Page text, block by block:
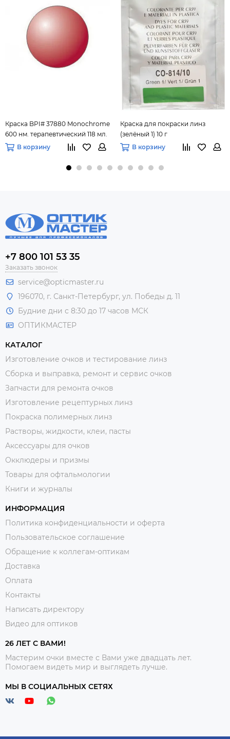
Краска BPI# 37880 Monochrome
600 нм. терапевтический 118 мл.
В корзину
Краска для покраски линз
(зелёный 1) 10 г
В корзину
+7 800 101 53 35
Заказать звонок
service@opticmaster.ru
196070, г. Санкт-Петербург, ул. Победы д. 11
Будние дни с 8:30 до 17 часов МСК
ОПТИКМАСТЕР
КАТАЛОГ
Изготовление очков и тестирование линз
Сборка и выправка, ремонт и сервис очков
Запчасти для ремонта очков
Изготовление рецептурных линз
Покраска полимерных линз
Растворы, жидкости, клеи, пасты
Аксессуары для очков
Окклюдеры и призмы
Товары для офтальмологии
Книги и журналы
ИНФОРМАЦИЯ
Политика конфиденциальности и оферта
Пользовательское соглашение
Обращение к коллегам-оптикам
Доставка
Оплата
Контакты
Написать директору
Видео для оптиков
26 ЛЕТ С ВАМИ!
Мастерим очки вместе с Вами уже двадцать лет.
Помогаем видеть мир и выглядеть лучше.
МЫ В СОЦИАЛЬНЫХ СЕТЯХ